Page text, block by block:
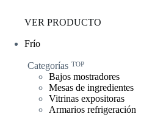
VER PRODUCTO
Frío
Categorías TOP
Bajos mostradores
Mesas de ingredientes
Vitrinas expositoras
Armarios refrigeración